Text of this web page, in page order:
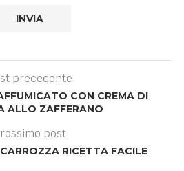
precedente
CON CREMA DI
ALLO ZAFFERANO
post
RICETTA FACILE